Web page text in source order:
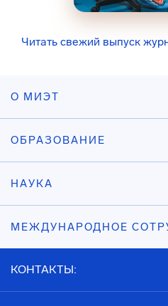
Читать свежий выпуск
О МИЭТ
ОБРАЗОВАНИЕ
НАУКА
МЕЖДУНАРОДНОЕ
КОНТАКТЫ: